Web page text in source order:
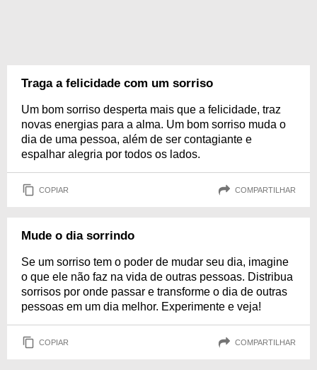
Traga a felicidade com um sorriso
Um bom sorriso desperta mais que a felicidade, traz
novas energias para a alma. Um bom sorriso muda o
dia de uma pessoa, além de ser contagiante e
espalhar alegria por todos os lados.
COPIAR COMPARTILHAR
Mude o dia sorrindo
Se um sorriso tem o poder de mudar seu dia, imagine
o que ele não faz na vida de outras pessoas. Distribua
sorrisos por onde passar e transforme o dia de outras
pessoas em um dia melhor. Experimente e veja!
COPIAR COMPARTILHAR